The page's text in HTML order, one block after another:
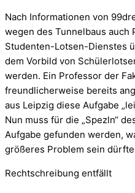
Nach Informationen von
wegen des Tunnelbaus auch
Studenten-Lotsen-Dienstes
dem Vorbild von
werden. Ein Professor der
freundlicherweise bereits
aus Leipzig diese Aufgabe
Nun muss für die „Spezln“
Aufgabe gefunden werden,
größeres Problem sein
Rechtschreibung entfällt